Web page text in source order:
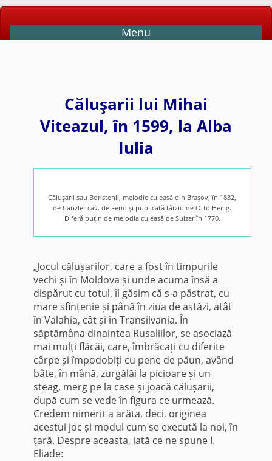
Menu
Căluşarii lui Mihai
Viteazul, în 1599, la Alba
Iulia
Căluşarii sau Boristenii, melodie culeasă din Braşov, în 1832,
de Canzler cav. de Ferio şi publicată târziu de Otto Heilig.
Diferă puţin de melodia culeasă de Sulzer în 1770.
„Jocul călușarilor, care a fost în timpurile
vechi și în Moldova și unde acuma însă a
dispărut cu totul, îl găsim că s-a păstrat, cu
mare sfințenie și până în ziua de astăzi, atât
în Valahia, cât și în Transilvania. În
săptămâna dinaintea Rusaliilor, se asociază
mai mulți flăcăi, care, îmbrăcați cu diferite
cârpe și împodobiți cu pene de păun, având
bâte, în mână, zurgălăi la picioare și un
steag, merg pe la case și joacă călușarii,
după cum se vede în figura ce urmează.
Credem nimerit a arăta, deci, originea
acestui joc și modul cum se execută la noi, în
țară. Despre aceasta, iată ce ne spune I.
Eliade: